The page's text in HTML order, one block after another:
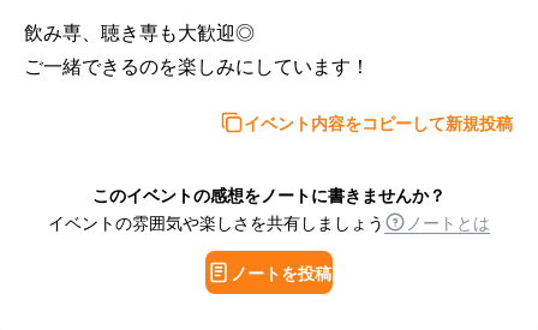
飲み専、聴き専も大歓迎◎
ご一緒できるのを楽しみにしています！
イベント内容をコピーして新規投稿
このイベントの感想をノートに書きませんか？
イベントの雰囲気や楽しさを共有しましょう
ノートとは
ノートを投稿